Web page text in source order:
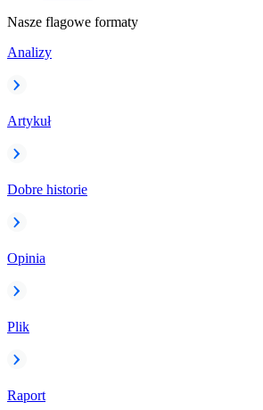
Nasze flagowe formaty
Analizy
Artykuł
Dobre historie
Opinia
Plik
Raport